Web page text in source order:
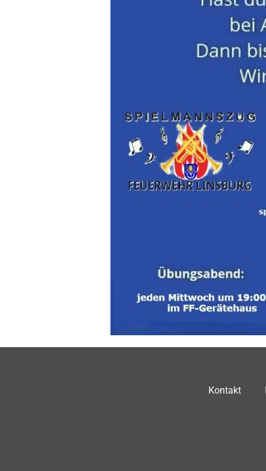
Kontakt